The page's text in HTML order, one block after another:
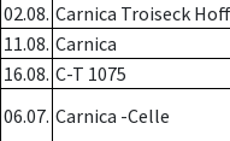
02.08. Carnica Troiseck
11.08. Carnica
16.08. C-T 1075
06.07. Carnica -Celle